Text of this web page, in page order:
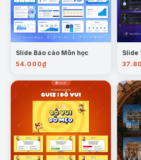
Slide Báo cáo Môn học
54.000₫
Slide